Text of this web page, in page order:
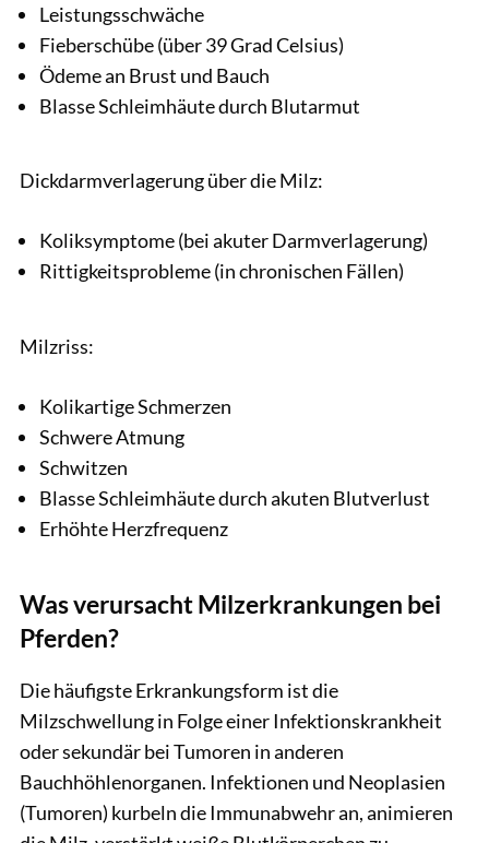
Leistungsschwäche
Fieberschübe (über 39 Grad Celsius)
Ödeme an Brust und Bauch
Blasse Schleimhäute durch Blutarmut
Dickdarmverlagerung über die Milz:
Koliksymptome (bei akuter Darmverlagerung)
Rittigkeitsprobleme (in chronischen Fällen)
Milzriss:
Kolikartige Schmerzen
Schwere Atmung
Schwitzen
Blasse Schleimhäute durch akuten Blutverlust
Erhöhte Herzfrequenz
Was verursacht Milzerkrankungen bei
Pferden?
Die häufigste Erkrankungsform ist die
Milzschwellung in Folge einer Infektionskrankheit
oder sekundär bei Tumoren in anderen
Bauchhöhlenorganen. Infektionen und Neoplasien
(Tumoren) kurbeln die Immunabwehr an, animieren